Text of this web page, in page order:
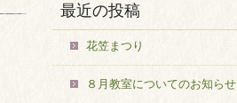
最近の投稿
花笠まつり
８月教室についてのお知らせ